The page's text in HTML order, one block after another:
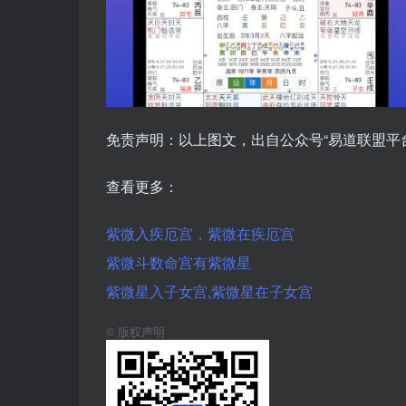
免责声明：以上图文，出自公众号“易道联盟平
查看更多：
紫微入疾厄宫，紫微在疾厄宫
紫微斗数命宫有紫微星
紫微星入子女宫,紫微星在子女宫
© 版权声明